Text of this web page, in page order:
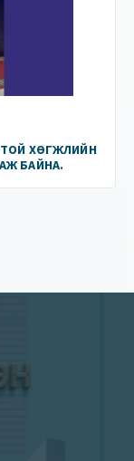
ХӨГЖЛИЙН
БАЙНА.